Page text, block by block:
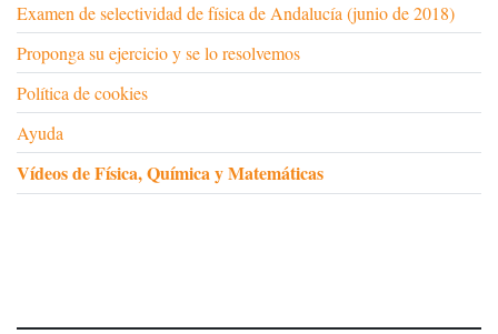
Examen de selectividad de física de Andalucía (junio de 2018)
Proponga su ejercicio y se lo resolvemos
Política de cookies
Ayuda
Vídeos de Física, Química y Matemáticas